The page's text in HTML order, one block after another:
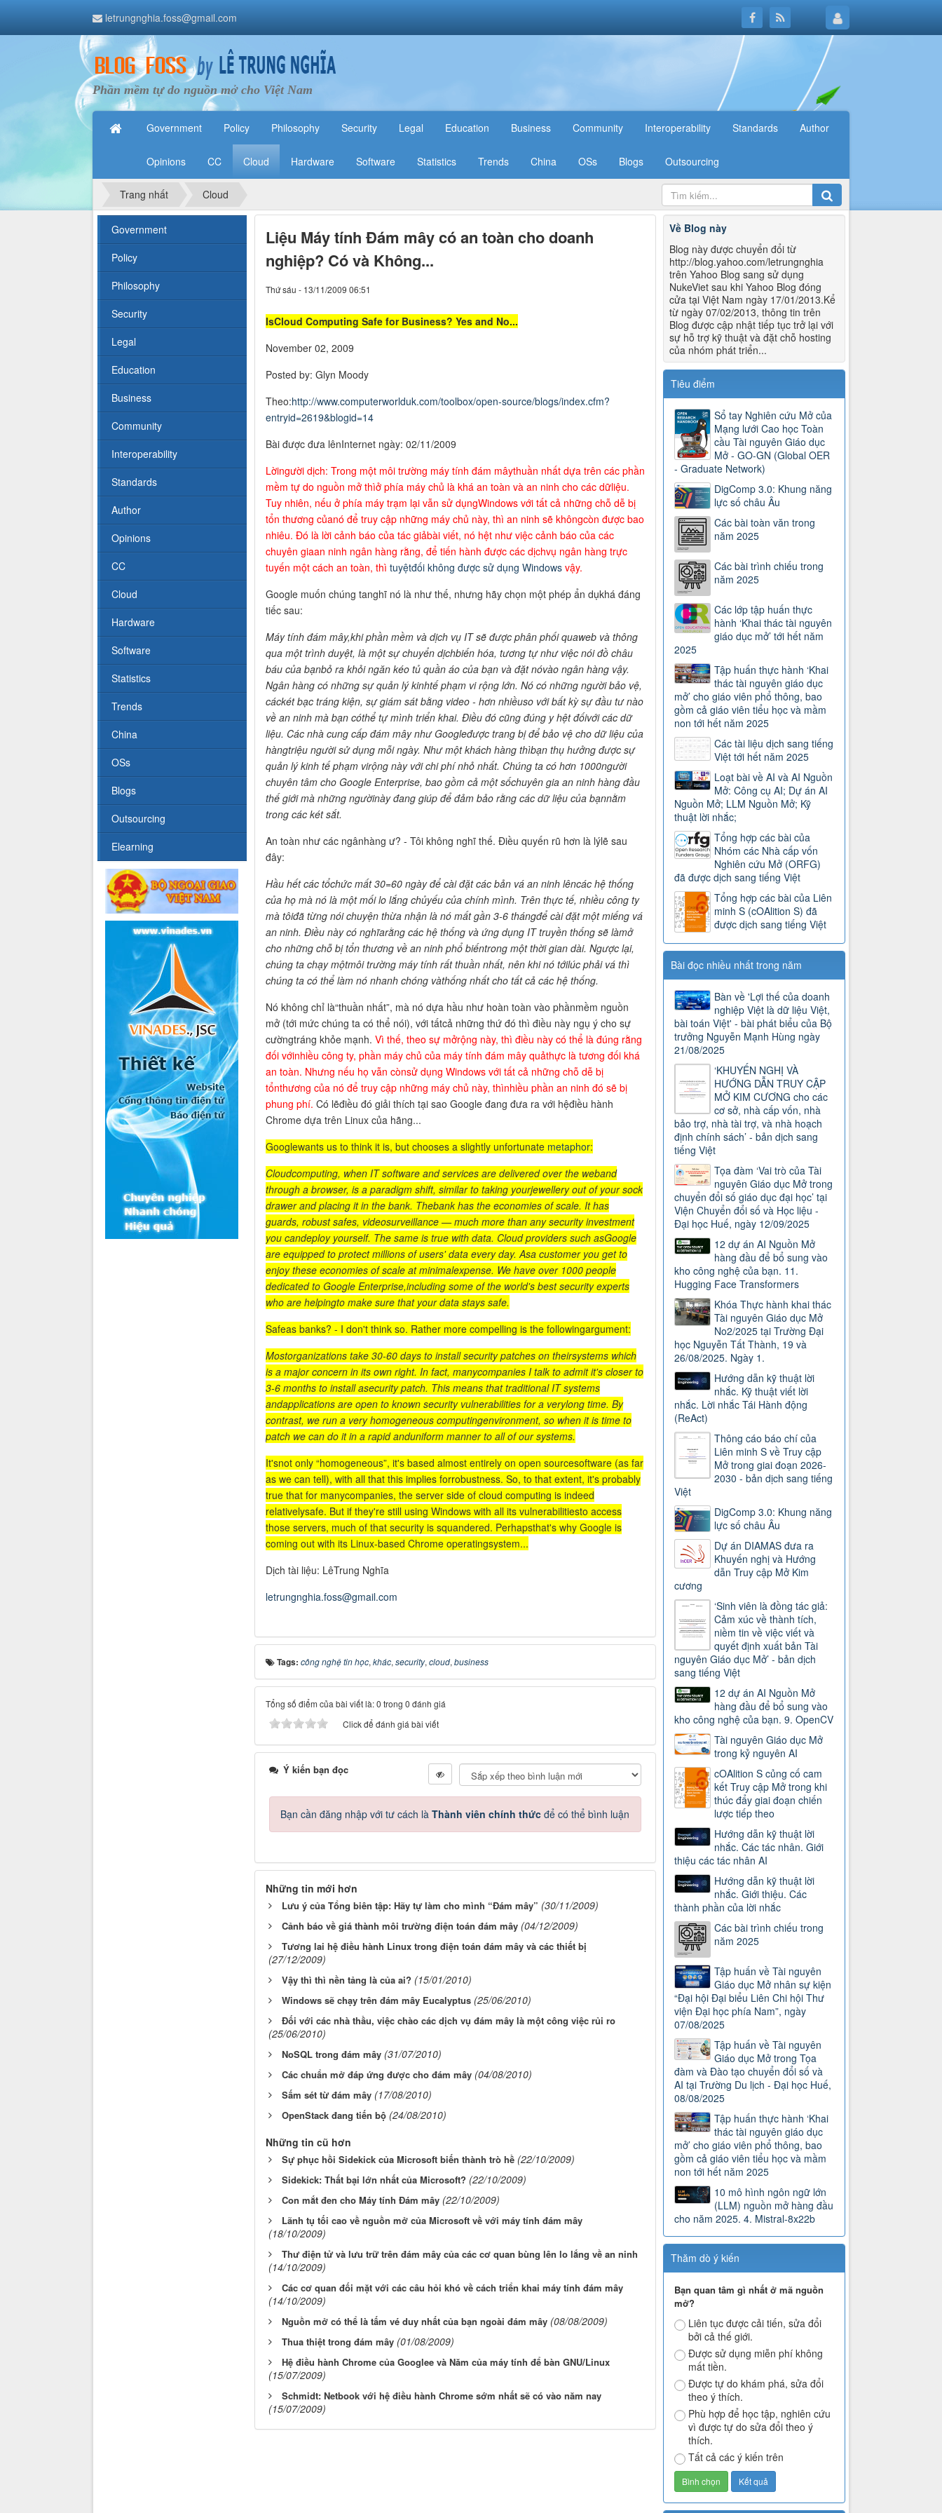
letrungnghia.foss@gmail.com
Phần mềm tự do nguồn mở cho Việt Nam
Government Policy Philosophy Security Legal Education Business Community Interoperability Standards Author
Opinions CC Cloud Hardware Software Statistics Trends China OSs Blogs Outsourcing
Trang nhất Cloud
Liệu Máy tính Đám mây có an toàn cho doanh
nghiệp? Có và Không...
Thứ sáu - 13/11/2009 06:51
IsCloud Computing Safe for Business? Yes and No...
November 02, 2009
Posted by: Glyn Moody
Theo:http://www.computerworlduk.com/toolbox/open-source/blogs/index.cfm?
entryid=2619&blogid=14
Bài được đưa lênInternet ngày: 02/11/2009
Lờingười dịch: Trong một môi trường máy tính đám mâythuần nhất dựa trên các phần
mềm tự do nguồn mở thìở phía máy chủ là khá an toàn và an ninh cho các dữliệu.
Tuy nhiên, nếu ở phía máy trạm lại vẫn sử dụngWindows với tất cả những chỗ dễ bị
tổn thương củanó để truy cập những máy chủ này, thì an ninh sẽ khôngcòn được bao
nhiêu. Đó là lời cảnh báo của tác giảbài viết, nó hệt như việc cảnh báo của các
chuyên giaan ninh ngân hàng rằng, để tiến hành được các dịchvụ ngân hàng trực
tuyến một cách an toàn, thì tuyệtđối không được sử dụng Windowsvậy.
Google muốn chúng tanghĩ nó là như thế, nhưng hãy chọn một phép ẩn dụkhá đáng
tiếc sau:
Máy tính đám mây,khi phần mềm và dịch vụ IT sẽ được phân phối quaweb và thông
qua một trình duyệt, là một sự chuyển dịchbiến hóa, tương tự như việc nói đồ châu
báu của bạnbỏ ra khỏi ngăn kéo tủ quần áo của bạn và đặt nóvào ngân hàng vậy.
Ngân hàng có những sự quản lý kinhtế phạm vi rộng lớn. Nó có những người bảo vệ,
cáckét bạc tráng kiện, sự giám sát bằng video - hơn nhiềuso với bất kỳ sự đầu tư nào
về an ninh mà bạn cóthể tự mình triển khai. Điều đó cũng đúng y hệt đốivới các dữ
liệu. Các nhà cung cấp đám mây như Googleđược trang bị để bảo vệ cho dữ liệu của
hàngtriệu người sử dụng mỗi ngày. Như một khách hàng thìbạn thụ hưởng được sự
quản lý kinh tế phạm virộng này với chi phí nhỏ nhất. Chúng ta có hơn 1000người
chuyên tâm cho Google Enterprise, bao gồm cả một sốchuyên gia an ninh hàng đầu
thế giới mà những ngườinày đang giúp để đảm bảo rằng các dữ liệu của bạnnằm
trong các két sắt.
An toàn như các ngânhàng ư? - Tôi không nghĩ thế. Điều quyến rũ hơn là lýlẽ sau
đây:
Hầu hết các tổchức mất 30=60 ngày để cài đặt các bản vá an ninh lêncác hệ thống
của họ mà nó là một mối lo lắng chủyếu của chính mình. Trên thực tế, nhiều công ty
mà tôiđã từng nói chuyện thừa nhận là nó mất gần 3-6 thángđể cài đặt một miếng vá
an ninh. Điều này có nghĩarằng các hệ thống và ứng dụng IT truyền thống sẽ làmở
cho những chỗ bị tổn thương về an ninh phổ biếntrong một thời gian dài. Ngược lại,
chúng ta chạy mộtmôi trường máy tính rất thuần nhất, nên khi nó tớilúc phải vá thì
chúng ta có thể làm nó nhanh chóng vàthống nhất cho tất cả các hệ thống.
Nó không chỉ là“thuần nhất”, mà nó dựa hầu như hoàn toàn vào phầnmềm nguồn
mở (tới mức chúng ta có thể nói), với tấtcả những thứ đó thì điều này ngụ ý cho sự
cườngtráng khỏe mạnh. Vì thế, theo sự mởrộng này, thì điều này có thể là đúng rằng
đối vớinhiều công ty, phần máy chủ của máy tính đám mây quảthực là tương đối khá
an toàn. Nhưng nếu họ vẫn cònsử dụng Windows với tất cả những chỗ dễ bị
tổnthương của nó để truy cập những máy chủ này, thìnhiều phần an ninh đó sẽ bị
phung phí. Có lẽđiều đó giải thích tại sao Google đang đưa ra với hệđiều hành
Chrome dựa trên Linux của hãng...
Googlewants us to think it is, but chooses a slightly unfortunate metaphor:
Cloudcomputing, when IT software and services are delivered over the weband
through a browser, is a paradigm shift, similar to taking yourjewellery out of your sock
drawer and placing it in the bank. Thebank has the economies of scale. It has
guards, robust safes, videosurveillance — much more than any security investment
you candeploy yourself. The same is true with data. Cloud providers such asGoogle
are equipped to protect millions of users' data every day. Asa customer you get to
enjoy these economies of scale at minimalexpense. We have over 1000 people
dedicated to Google Enterprise,including some of the world's best security experts
who are helpingto make sure that your data stays safe.
Safeas banks? - I don't think so. Rather more compelling is the followingargument:
Mostorganizations take 30-60 days to install security patches on theirsystems which
is a major concern in its own right. In fact, manycompanies I talk to admit it's closer to
3-6 months to install asecurity patch. This means that traditional IT systems
andapplications are open to known security vulnerabilities for a verylong time. By
contrast, we run a very homogeneous computingenvironment, so when it is time to
patch we can do it in a rapid anduniform manner to all of our systems.
It'snot only “homogeneous”, it's based almost entirely on open sourcesoftware (as far
as we can tell), with all that this implies forrobustness. So, to that extent, it's probably
true that for manycompanies, the server side of cloud computing is indeed
relativelysafe. But if they're still using Windows with all its vulnerabilitiesto access
those servers, much of that security is squandered. Perhapsthat's why Google is
coming out with its Linux-based Chrome operatingsystem...
Dịch tài liệu: LêTrung Nghĩa
letrungnghia.foss@gmail.com
Tags: công nghệ tin học, khác, security, cloud, business
Tổng số điểm của bài viết là: 0 trong 0 đánh giá
Click để đánh giá bài viết
Ý kiến bạn đọc
Bạn cần đăng nhập với tư cách là Thành viên chính thứcđể có thể bình luận
Những tin mới hơn
Lưu ý của Tổng biên tập: Hãy tự làm cho mình “Đám mây” (30/11/2009)
Cảnh báo về giá thành môi trường điện toán đám mây (04/12/2009)
Tương lai hệ điều hành Linux trong điện toán đám mây và các thiết bị
(27/12/2009)
Vậy thì thì nền tảng là của ai? (15/01/2010)
Windows sẽ chạy trên đám mây Eucalyptus (25/06/2010)
Đối với các nhà thầu, việc chào các dịch vụ đám mây là một công việc rủi ro
(25/06/2010)
NoSQL trong đám mây (31/07/2010)
Các chuẩn mở đáp ứng được cho đám mây (04/08/2010)
Sấm sét từ đám mây (17/08/2010)
OpenStack đang tiến bộ (24/08/2010)
Những tin cũ hơn
Sự phục hồi Sidekick của Microsoft biến thành trò hề (22/10/2009)
Sidekick: Thất bại lớn nhất của Microsoft? (22/10/2009)
Con mắt đen cho Máy tính Đám mây (22/10/2009)
Lãnh tụ tối cao về nguồn mở của Microsoft về với máy tính đám mây
(18/10/2009)
Thư điện tử và lưu trữ trên đám mây của các cơ quan bùng lên lo lắng về an ninh
(14/10/2009)
Các cơ quan đối mặt với các câu hỏi khó về cách triển khai máy tính đám mây
(14/10/2009)
Nguồn mở có thể là tấm vé duy nhất của bạn ngoài đám mây (08/08/2009)
Thua thiệt trong đám mây (01/08/2009)
Hệ điều hành Chrome của Googlee và Năm của máy tính để bàn GNU/Linux
(15/07/2009)
Schmidt: Netbook với hệ điều hành Chrome sớm nhất sẽ có vào năm nay
(15/07/2009)
Về Blog này
Blog này được chuyển đổi từ
http://blog.yahoo.com/letrungnghia
trên Yahoo Blog sang sử dụng
NukeViet sau khi Yahoo Blog đóng
cửa tại Việt Nam ngày 17/01/2013.Kể
từ ngày 07/02/2013, thông tin trên
Blog được cập nhật tiếp tục trở lại với
sự hỗ trợ kỹ thuật và đặt chỗ hosting
của nhóm phát triển...
Tiêu điểm
Sổ tay Nghiên cứu Mở của
Mạng lưới Cao học Toàn
cầu Tài nguyên Giáo dục
Mở - GO-GN (Global OER
- Graduate Network)
DigComp 3.0: Khung năng
lực số châu Âu
Các bài toàn văn trong
năm 2025
Các bài trình chiếu trong
năm 2025
Các lớp tập huấn thực
hành ‘Khai thác tài nguyên
giáo dục mở’ tới hết năm
2025
Tập huấn thực hành ‘Khai
thác tài nguyên giáo dục
mở’ cho giáo viên phổ thông, bao
gồm cả giáo viên tiểu học và mầm
non tới hết năm 2025
Các tài liệu dịch sang tiếng
Việt tới hết năm 2025
Loạt bài về AI và AI Nguồn
Mở: Công cụ AI; Dự án AI
Nguồn Mở; LLM Nguồn Mở; Kỹ
thuật lời nhắc;
Tổng hợp các bài của
Nhóm các Nhà cấp vốn
Nghiên cứu Mở (ORFG)
đã được dịch sang tiếng Việt
Tổng hợp các bài của Liên
minh S (cOAlition S) đã
được dịch sang tiếng Việt
Bài đọc nhiều nhất trong năm
Bàn về 'Lợi thế của doanh
nghiệp Việt là dữ liệu Việt,
bài toán Việt' - bài phát biểu của Bộ
trưởng Nguyễn Mạnh Hùng ngày
21/08/2025
‘KHUYẾN NGHỊ VÀ
HƯỚNG DẪN TRUY CẬP
MỞ KIM CƯƠNG cho các
cơ sở, nhà cấp vốn, nhà
bảo trợ, nhà tài trợ, và nhà hoạch
định chính sách’ - bản dịch sang
tiếng Việt
Tọa đàm ‘Vai trò của Tài
nguyên Giáo dục Mở trong
chuyển đổi số giáo dục đại học’ tại
Viện Chuyển đổi số và Học liệu -
Đại học Huế, ngày 12/09/2025
12 dự án AI Nguồn Mở
hàng đầu để bổ sung vào
kho công nghệ của bạn. 11.
Hugging Face Transformers
Khóa Thực hành khai thác
Tài nguyên Giáo dục Mở
No2/2025 tại Trường Đại
học Nguyễn Tất Thành, 19 và
26/08/2025. Ngày 1.
Hướng dẫn kỹ thuật lời
nhắc. Kỹ thuật viết lời
nhắc. Lời nhắc Tái Hành động
(ReAct)
Thông cáo báo chí của
Liên minh S về Truy cập
Mở trong giai đoạn 2026-
2030 - bản dịch sang tiếng
Việt
DigComp 3.0: Khung năng
lực số châu Âu
Dự án DIAMAS đưa ra
Khuyến nghị và Hướng
dẫn Truy cập Mở Kim
cương
‘Sinh viên là đồng tác giả:
Cảm xúc về thành tích,
niềm tin về việc viết và
quyết định xuất bản Tài
nguyên Giáo dục Mở’ - bản dịch
sang tiếng Việt
12 dự án AI Nguồn Mở
hàng đầu để bổ sung vào
kho công nghệ của bạn. 9. OpenCV
Tài nguyên Giáo dục Mở
trong kỷ nguyên AI
cOAlition S củng cố cam
kết Truy cập Mở trong khi
thúc đẩy giai đoạn chiến
lược tiếp theo
Hướng dẫn kỹ thuật lời
nhắc. Các tác nhân. Giới
thiệu các tác nhân AI
Hướng dẫn kỹ thuật lời
nhắc. Giới thiệu. Các
thành phần của lời nhắc
Các bài trình chiếu trong
năm 2025
Tập huấn về Tài nguyên
Giáo dục Mở nhân sự kiện
“Đại hội Đại biểu Liên Chi hội Thư
viện Đại học phía Nam”, ngày
07/08/2025
Tập huấn về Tài nguyên
Giáo dục Mở trong Tọa
đàm và Đào tạo chuyển đổi số và
AI tại Trường Du lịch - Đại học Huế,
08/08/2025
Tập huấn thực hành ‘Khai
thác tài nguyên giáo dục
mở’ cho giáo viên phổ thông, bao
gồm cả giáo viên tiểu học và mầm
non tới hết năm 2025
10 mô hình ngôn ngữ lớn
(LLM) nguồn mở hàng đầu
cho năm 2025. 4. Mistral-8x22b
Thăm dò ý kiến
Bạn quan tâm gì nhất ở mã nguồn
mở?
Liên tục được cải tiến, sửa đổi
bởi cả thế giới.
Được sử dụng miễn phí không
mất tiền.
Được tự do khám phá, sửa đổi
theo ý thích.
Phù hợp để học tập, nghiên cứu
vì được tự do sửa đổi theo ý
thích.
Tất cả các ý kiến trên
Government
Policy
Philosophy
Security
Legal
Education
Business
Community
Interoperability
Standards
Author
Opinions
CC
Cloud
Hardware
Software
Statistics
Trends
China
OSs
Blogs
Outsourcing
Elearning